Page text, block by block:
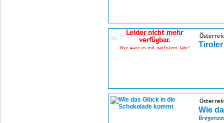
Leider nicht mehr
verfügbar.
Wie wäre es mit nächstem Jahr?
Wie